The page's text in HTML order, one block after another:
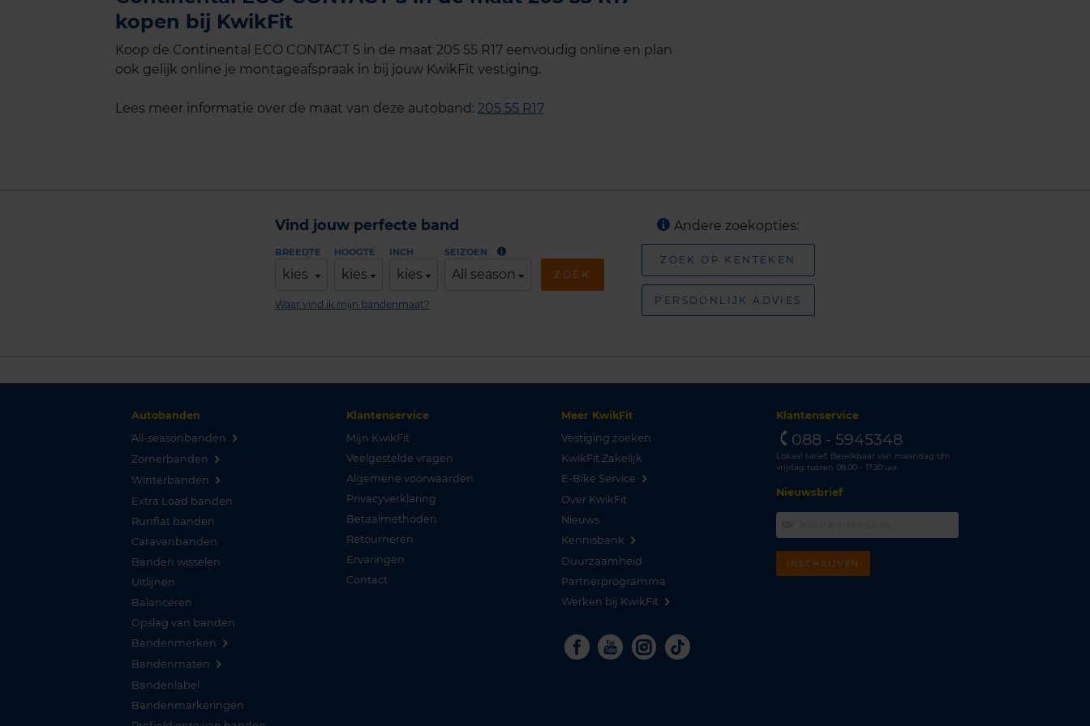
kopen bij KwikFit
Koop de Continental ECO CONTACT 5 in de maat 205 55 R17 eenvoudig online en plan
ook gelijk online je montageafspraak in bij jouw KwikFit vestiging.
Lees meer informatie over de maat van deze autoband: 205 55 R17
Vind jouw perfecte band
BREEDTE
kies
HOOGTE
kies
INCH
kies
SEIZOEN
All season ZOEK
Waar vind ik mijn bandenmaat?
Andere zoekopties:
ZOEK OP KENTEKEN
PERSOONLIJK ADVIES
Autobanden
All-seasonbanden
Zomerbanden
Winterbanden
Extra Load banden
Runflat banden
Caravanbanden
Banden wisselen
Uitlijnen
Balanceren
Opslag van banden
Bandenmerken
Bandenmaten
Bandenlabel
Bandenmarkeringen
Klantenservice
Mijn KwikFit
Veelgestelde vragen
Algemene voorwaarden
Privacyverklaring
Betaalmethoden
Retourneren
Ervaringen
Contact
Meer KwikFit
Vestiging zoeken
KwikFit Zakelijk
E-Bike Service
Over KwikFit
Nieuws
Kennisbank
Duurzaamheid
Partnerprogramma
Werken bij KwikFit
Facebook
YoutubeInstagram
Tiktok
Klantenservice
088 - 5945348
Lokaal tarief. Bereikbaar van maandag t/m
vrijdag tussen 08.00 - 17.30 uur.
Nieuwsbrief
INSCHRIJVEN